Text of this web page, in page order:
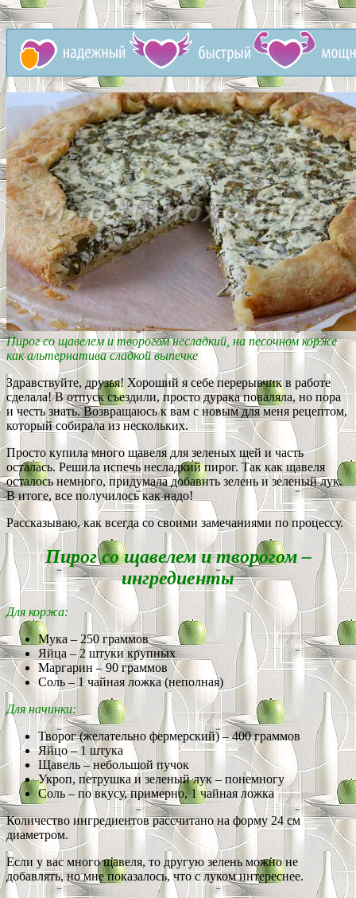
Пирог со щавелем и творогом несладкий, на песочном корже
как альтернатива сладкой выпечке
Здравствуйте, друзья! Хороший я себе перерывчик в работе
сделала! В отпуск съездили, просто дурака поваляла, но пора
и честь знать. Возвращаюсь к вам с новым для меня рецептом,
который собирала из нескольких.
Просто купила много щавеля для зеленых щей и часть
осталась. Решила испечь несладкий пирог. Так как щавеля
осталось немного, придумала добавить зелень и зеленый лук.
В итоге, все получилось как надо!
Рассказываю, как всегда со своими замечаниями по процессу.
Пирог со щавелем и творогом –
ингредиенты
Для коржа:
Мука – 250 граммов
Яйца – 2 штуки крупных
Маргарин – 90 граммов
Соль – 1 чайная ложка (неполная)
Для начинки:
Творог (желательно фермерский) – 400 граммов
Яйцо – 1 штука
Щавель – небольшой пучок
Укроп, петрушка и зеленый лук – понемногу
Соль – по вкусу, примерно, 1 чайная ложка
Количество ингредиентов рассчитано на форму 24 см
диаметром.
Если у вас много щавеля, то другую зелень можно не
добавлять, но мне показалось, что с луком интереснее.